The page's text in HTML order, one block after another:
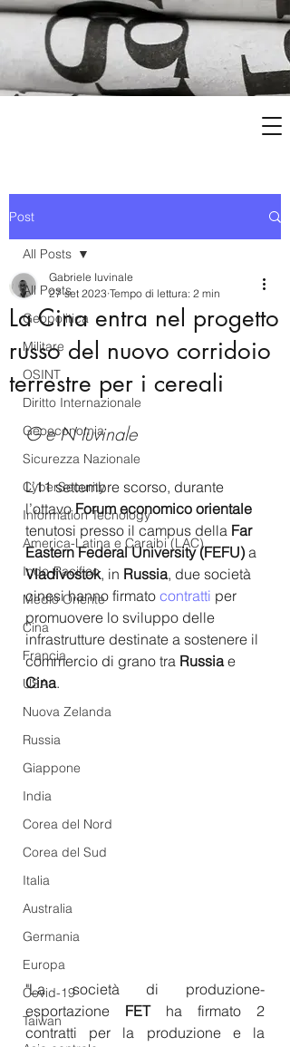
Post
All Posts
Geopolitica
Militare
OSINT
Diritto Internazionale
Geoeconomia
Sicurezza Nazionale
CyberSecurity
Information Tecnology
America-Latina e Caraibi (LAC)
Indo-Pacifico
Medio Oriente
Cina
Francia
USA
Nuova Zelanda
Russia
Giappone
India
Corea del Nord
Corea del Sud
Italia
Australia
Germania
Europa
Covid-19
Taiwan
All Posts
La Cina entra nel progetto
russo del nuovo corridoio
terrestre per i cereali
Gabriele Iuvinale
27 set 2023 Tempo di lettura: 2 min
G e N Iuvinale
L’11 settembre scorso, durante
l’ottavo Forum economico orientale
tenutosi presso il campus della Far
Eastern Federal University (FEFU) a
Vladivostok, in Russia, due società
cinesi hanno firmato contratti per
promuovere lo sviluppo delle
infrastrutture destinate a sostenere il
commercio di grano tra Russia e
Cina.
"La società di produzione-
esportazione FET ha firmato 2
contratti per la produzione e la